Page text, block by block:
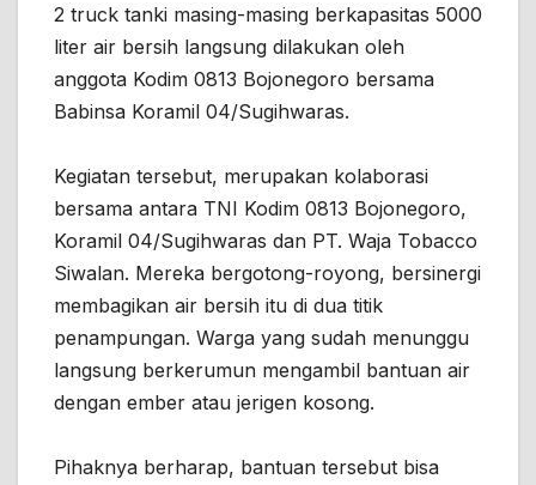
2 truck tanki masing-masing berkapasitas 5000
liter air bersih langsung dilakukan oleh
anggota Kodim 0813 Bojonegoro bersama
Babinsa Koramil 04/Sugihwaras.
Kegiatan tersebut, merupakan kolaborasi
bersama antara TNI Kodim 0813 Bojonegoro,
Koramil 04/Sugihwaras dan PT. Waja Tobacco
Siwalan. Mereka bergotong-royong, bersinergi
membagikan air bersih itu di dua titik
penampungan. Warga yang sudah menunggu
langsung berkerumun mengambil bantuan air
dengan ember atau jerigen kosong.
Pihaknya berharap, bantuan tersebut bisa